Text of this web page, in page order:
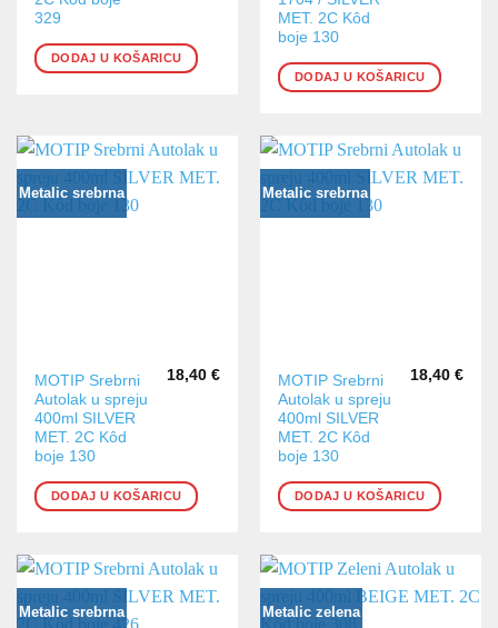
329
DODAJ U KOŠARICU
MET. 2C Kôd
boje 130
DODAJ U KOŠARICU
Metalic srebrna
MOTIP Srebrni
Autolak u spreju
400ml SILVER
MET. 2C Kôd
boje 130
18,40 €
DODAJ U KOŠARICU
Metalic srebrna
MOTIP Srebrni
Autolak u spreju
400ml SILVER
MET. 2C Kôd
boje 130
18,40 €
DODAJ U KOŠARICU
Metalic srebrna Metalic zelena